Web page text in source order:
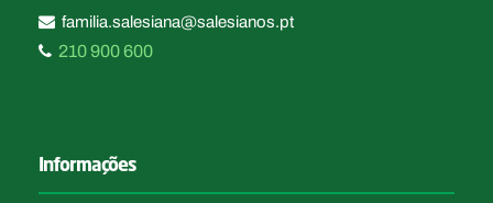
familia.salesiana@salesianos.pt
210 900 600
Informações